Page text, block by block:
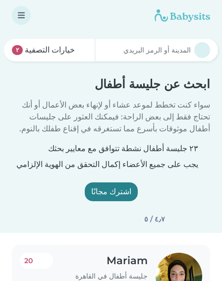
خيارات التصفية ٢
ابحث عن جليسة أطفال
سواء كنت تخطط لموعد عشاء أو لإنهاء بعض الأعمال أو أنك
تحتاج فقط إلى بعض الراحة: فيمكنك العثور على جليسات
أطفال موثوقات بأسرع مما تستغرقه في إقناع طفلك بالنوم.
٢٣ جليسة أطفال نشطة تتوافق مع معايير بحثك
يجب على جميع الأعضاء إكمال التحقق من الهوية الإلزامي
اشترك مجانًا
٤٫٧ / ٥
Mariam
جليسة أطفال في القاهرة
20